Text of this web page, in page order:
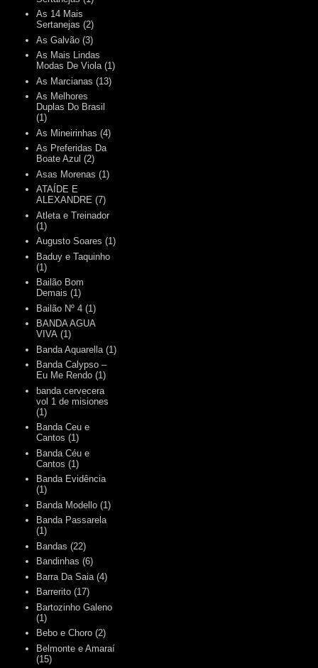
As 14 Mais
Sertanejas (2)
As Galvão (3)
As Mais Lindas
Modas De Viola (1)
As Marcianas (13)
As Melhores
Duplas Do Brasil
(1)
As Mineirinhas (4)
As Preferidas Da
Boate Azul (2)
Asas Morenas (1)
ATAÍDE E
ALEXANDRE (7)
Atleta e Treinador
(1)
Augusto Soares (1)
Baduy e Taquinho
(1)
Bailão Bom
Demais (1)
Bailão Nº 4 (1)
BANDA AGUA
VIVA (1)
Banda Aquarella (1)
Banda Calypso –
Eu Me Rendo (1)
banda cervecera
vol 1 de misiones
(1)
Banda Ceu e
Cantos (1)
Banda Céu e
Cantos (1)
Banda Evidência
(1)
Banda Modello (1)
Banda Passarela
(1)
Bandas (22)
Bandinhas (6)
Barra Da Saia (4)
Barrerito (17)
Bartozinho Galeno
(1)
Bebo e Choro (2)
Belmonte e Amaraí
(15)